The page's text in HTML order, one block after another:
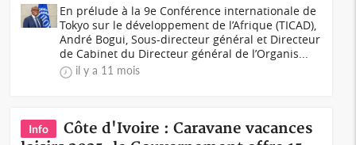
En prélude à la 9e Conférence internationale de
Tokyo sur le développement de l’Afrique (TICAD),
André Bogui, Sous-directeur général et Directeur
de Cabinet du Directeur général de l’Organis...
il y a 11 mois
Info
Côte d'Ivoire : Caravane vacances